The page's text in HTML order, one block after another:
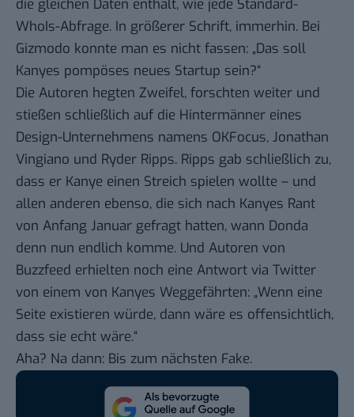
die gleichen Daten enthält, wie jede Standard-
WhoIs-Abfrage. In größerer Schrift, immerhin. Bei
Gizmodo konnte man es nicht fassen: „Das soll
Kanyes pompöses neues Startup sein?“
Die Autoren hegten Zweifel, forschten weiter und
stießen schließlich auf die Hintermänner eines
Design-Unternehmens namens OKFocus, Jonathan
Vingiano und Ryder Ripps. Ripps gab schließlich zu,
dass er Kanye einen Streich spielen wollte – und
allen anderen ebenso, die sich nach Kanyes Rant
von Anfang Januar gefragt hatten, wann Donda
denn nun endlich komme. Und Autoren von
Buzzfeed erhielten noch eine Antwort via Twitter
von einem von Kanyes Weggefährten: „Wenn eine
Seite existieren würde, dann wäre es offensichtlich,
dass sie echt wäre.“
Aha? Na dann: Bis zum nächsten Fake.